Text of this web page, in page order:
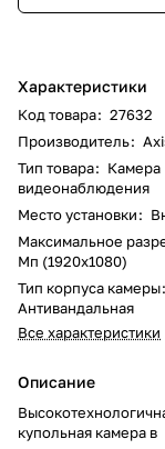
Характеристики
Код товара: 27632
Производитель:
Тип товара: Камера
видеонаблюдения
Место установки:
Максимальное
Мп (1920x1080)
Тип корпуса камеры:
Антивандальная
Все характеристики
Описание
купольная камера в